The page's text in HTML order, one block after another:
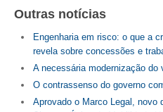
PALAVRA DO MURILO
NOTÍCIAS
JORNAL DO ENGENHEIRO
Outras notícias
Engenharia em risco: o que a
revela sobre concessões e
A necessária modernização do
O contrassenso do governo
Aprovado o Marco Legal, novo